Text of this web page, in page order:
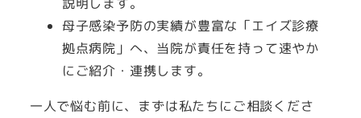
母子感染予防の実績が豊富な「エイズ診療
拠点病院」へ、当院が責任を持って速やか
にご紹介・連携します。
一人で悩む前に、まずは私たちにご相談くださ